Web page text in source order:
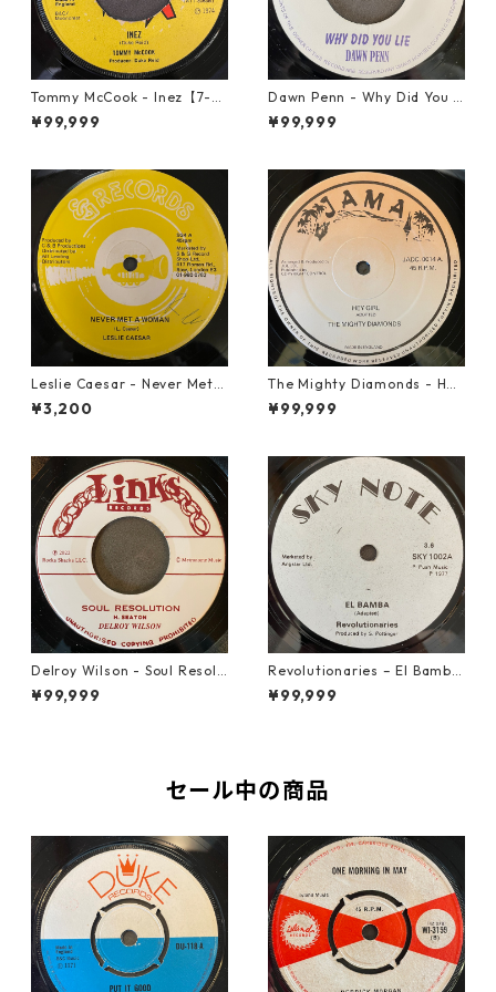
Tommy McCook - Inez【7-21
840】
¥99,999
Dawn Penn - Why Did You Li
e【7-21938】
¥99,999
Leslie Caesar - Never Met A
Woman【12-50067】
¥3,200
The Mighty Diamonds - Hey
Girl【12-50053】
¥99,999
Delroy Wilson - Soul Resolu
tion【7-21935】
¥99,999
Revolutionaries – El Bamba
【7-21855】
¥99,999
セール中の商品